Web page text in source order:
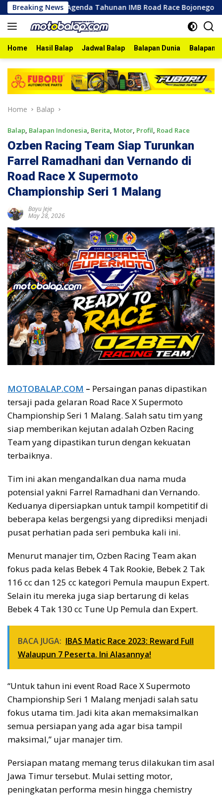
Skip
to
content
Breaking NewsAgenda Tahunan IMB Road Race Bojonegoro 2026
Home Hasil Balap Jadwal Balap Balapan Dunia Balapan
Home Balap
Balap Balapan Indonesia Berita Motor Profil Road Race
Ozben Racing Team Siap Turunkan
Farrel Ramadhani dan Vernando di
Road Race X Supermoto
Championship Seri 1 Malang
Bayu Jeje
May 28, 2026
MOTOBALAP.COM – Persaingan panas dipastikan
tersaji pada gelaran Road Race X Supermoto
Championship Seri 1 Malang. Salah satu tim yang
siap memberikan kejutan adalah Ozben Racing
Team yang dipastikan turun dengan kekuatan
terbaiknya.
Tim ini akan mengandalkan dua nama muda
potensial yakni Farrel Ramadhani dan Vernando.
Keduanya dipersiapkan untuk tampil kompetitif di
beberapa kelas bergengsi yang diprediksi menjadi
pusat perhatian pada seri pembuka kali ini.
Menurut manajer tim, Ozben Racing Team akan
fokus pada kelas Bebek 4 Tak Rookie, Bebek 2 Tak
116 cc dan 125 cc kategori Pemula maupun Expert.
Selain itu mereka juga siap bertarung di kelas
Bebek 4 Tak 130 cc Tune Up Pemula dan Expert.
BACA JUGA: IBAS Matic Race 2023: Reward Full
Walaupun 7 Peserta. Ini Alasannya!
“Untuk tahun ini event Road Race X Supermoto
Championship Seri 1 Malang menjadi salah satu
fokus utama tim. Jadi kita akan memaksimalkan
semua persiapan yang ada agar bisa tampil
maksimal,” ujar manajer tim.
Persiapan matang memang terus dilakukan tim asal
Jawa Timur tersebut. Mulai setting motor,
peningkatan performa mesin hingga chemistry